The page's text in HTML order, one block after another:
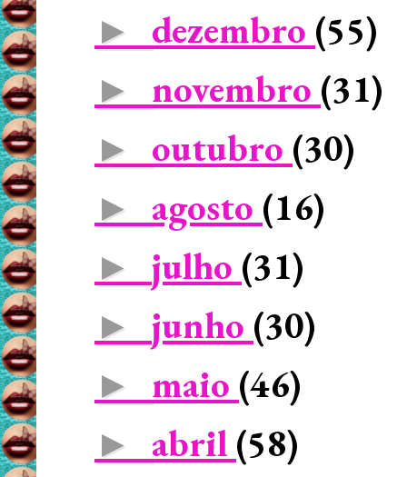
► dezembro (55)
► novembro (31)
► outubro (30)
► agosto (16)
► julho (31)
► junho (30)
► maio (46)
► abril (58)